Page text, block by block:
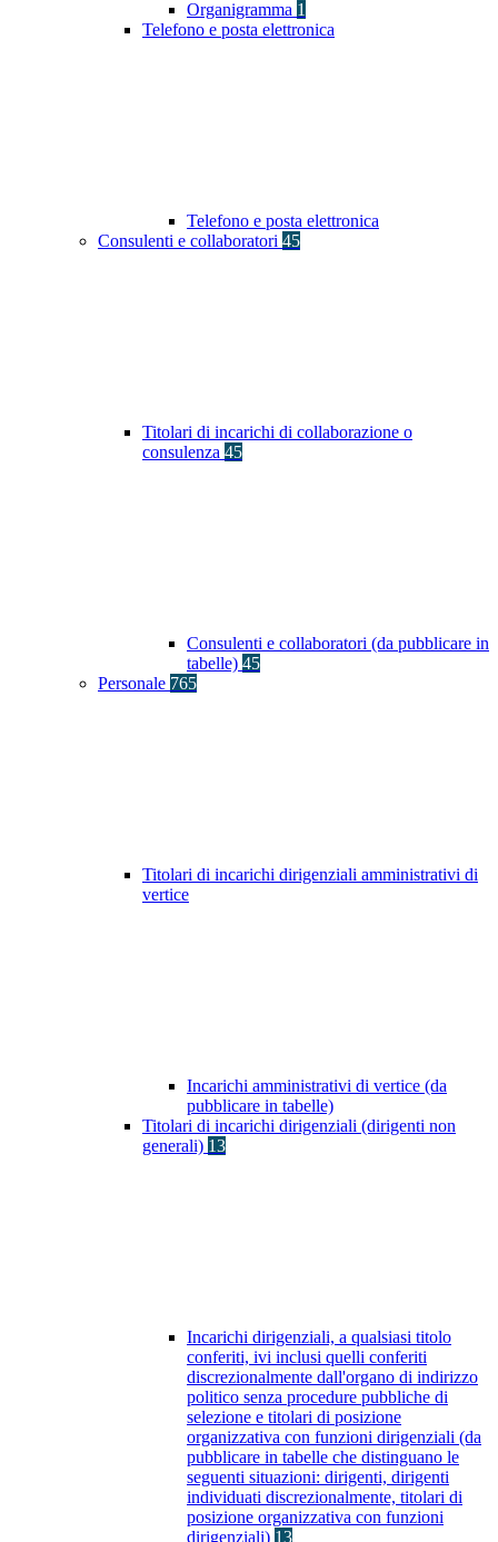
Organigramma 1
Telefono e posta elettronica
Telefono e posta elettronica
Consulenti e collaboratori 45
Titolari di incarichi di collaborazione o
consulenza 45
Consulenti e collaboratori (da pubblicare in
tabelle) 45
Personale 765
Titolari di incarichi dirigenziali amministrativi di
vertice
Incarichi amministrativi di vertice (da
pubblicare in tabelle)
Titolari di incarichi dirigenziali (dirigenti non
generali) 13
Incarichi dirigenziali, a qualsiasi titolo
conferiti, ivi inclusi quelli conferiti
discrezionalmente dall'organo di indirizzo
politico senza procedure pubbliche di
selezione e titolari di posizione
organizzativa con funzioni dirigenziali (da
pubblicare in tabelle che distinguano le
seguenti situazioni: dirigenti, dirigenti
individuati discrezionalmente, titolari di
posizione organizzativa con funzioni
dirigenziali) 13